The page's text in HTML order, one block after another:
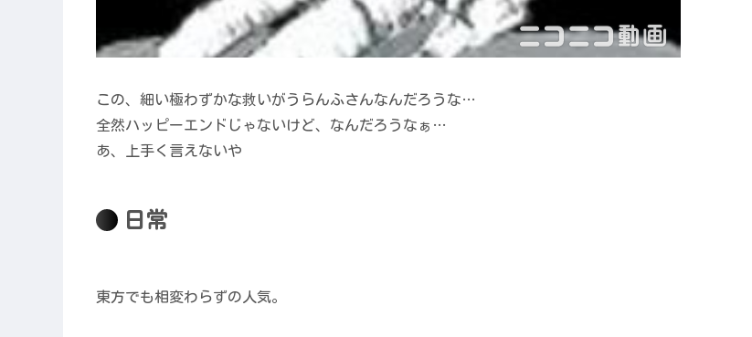
この、細い極わずかな救いがうらんふさんなんだろうな…
全然ハッピーエンドじゃないけど、なんだろうなぁ…
あ、上手く言えないや
日常
東方でも相変わらずの人気。